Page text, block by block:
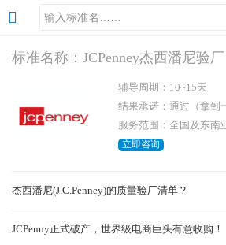
标准名称：JCPenney杰西潘尼验厂
辅导周期：10~15天
结果承诺：通过（拿到
服务范围：全国及东南
立即咨询
杰西潘尼(J.C.Penney)的质量验厂清单？
JCPenny正式破产，世界级电商巨头有意收购！